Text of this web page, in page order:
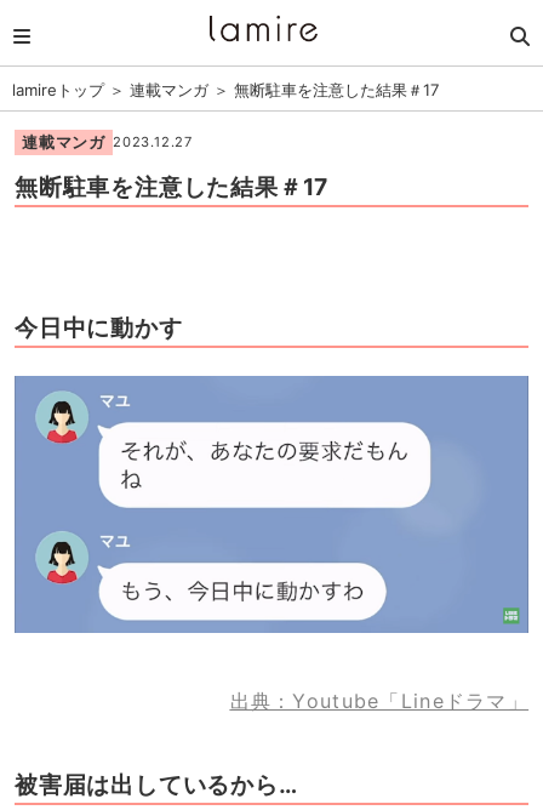
lamireトップ＞ 連載マンガ＞ 無断駐車を注意した結果＃17
連載マンガ 2023.12.27
無断駐車を注意した結果＃17
今日中に動かす
出典：Youtube「Lineドラマ」
被害届は出しているから…